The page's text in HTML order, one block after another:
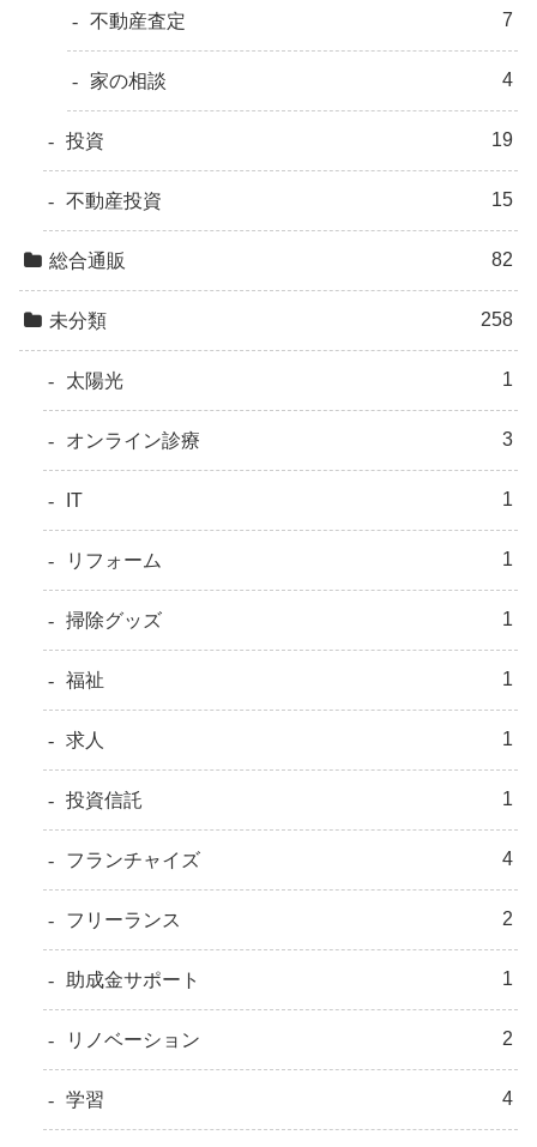
不動産査定 7
家の相談 4
投資 19
不動産投資 15
総合通販 82
未分類 258
太陽光 1
オンライン診療 3
IT 1
リフォーム 1
掃除グッズ 1
福祉 1
求人 1
投資信託 1
フランチャイズ 4
フリーランス 2
助成金サポート 1
リノベーション 2
学習 4